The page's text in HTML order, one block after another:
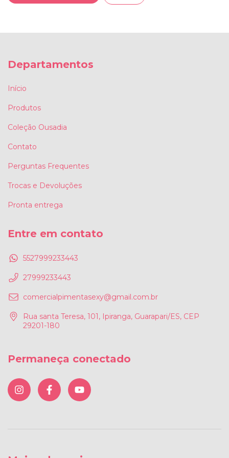
Departamentos
Início
Produtos
Coleção Ousadia
Contato
Perguntas Frequentes
Trocas e Devoluções
Pronta entrega
Entre em contato
5527999233443
27999233443
comercialpimentasexy@gmail.com.br
Rua santa Teresa, 101, Ipiranga, Guarapari/ES, CEP
29201-180
Permaneça conectado